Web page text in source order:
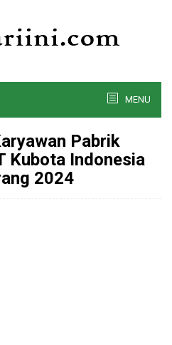
MENU
Pabrik
Kubota Indonesia
2024